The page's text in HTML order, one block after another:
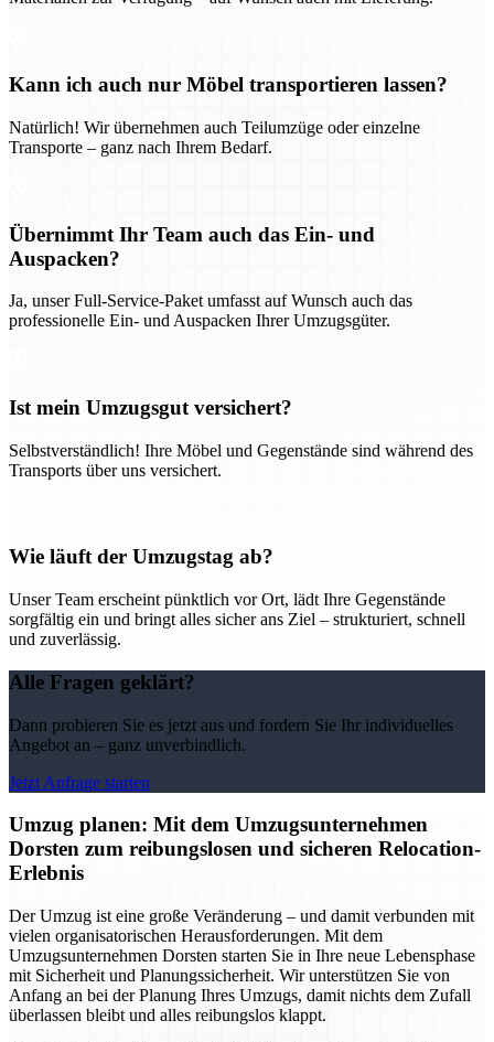
Kann ich auch nur Möbel transportieren lassen?
Natürlich! Wir übernehmen auch Teilumzüge oder einzelne
Transporte – ganz nach Ihrem Bedarf.
Übernimmt Ihr Team auch das Ein- und
Auspacken?
Ja, unser Full-Service-Paket umfasst auf Wunsch auch das
professionelle Ein- und Auspacken Ihrer Umzugsgüter.
Ist mein Umzugsgut versichert?
Selbstverständlich! Ihre Möbel und Gegenstände sind während des
Transports über uns versichert.
Wie läuft der Umzugstag ab?
Unser Team erscheint pünktlich vor Ort, lädt Ihre Gegenstände
sorgfältig ein und bringt alles sicher ans Ziel – strukturiert, schnell
und zuverlässig.
Alle Fragen geklärt?
Dann probieren Sie es jetzt aus und fordern Sie Ihr individuelles
Angebot an – ganz unverbindlich.
Jetzt Anfrage starten
Umzug planen: Mit dem Umzugsunternehmen
Dorsten zum reibungslosen und sicheren Relocation-
Erlebnis
Der Umzug ist eine große Veränderung – und damit verbunden mit
vielen organisatorischen Herausforderungen. Mit dem
Umzugsunternehmen Dorsten starten Sie in Ihre neue Lebensphase
mit Sicherheit und Planungssicherheit. Wir unterstützen Sie von
Anfang an bei der Planung Ihres Umzugs, damit nichts dem Zufall
überlassen bleibt und alles reibungslos klappt.